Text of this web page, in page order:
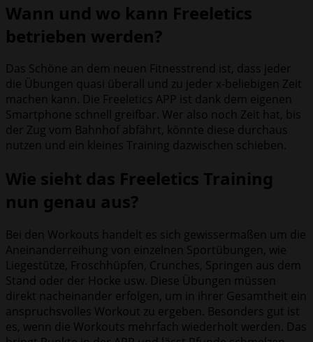
Wann und wo kann Freeletics
betrieben werden?
Das Schöne an dem neuen Fitnesstrend ist, dass jeder
die Übungen quasi überall und zu jeder x-beliebigen Zeit
machen kann. Die Freeletics APP ist dank dem eigenen
Smartphone schnell greifbar. Wer also noch Zeit hat, bis
der Zug vom Bahnhof abfährt, könnte diese durchaus
nutzen und ein kleines Training dazwischen schieben.
Wie sieht das Freeletics Training
nun genau aus?
Bei den Workouts handelt es sich gewissermaßen um die
Aneinanderreihung von einzelnen Sportübungen, wie
Liegestütze, Froschhüpfen, Crunches, Springen aus dem
Stand oder der Hocke usw. Diese Übungen müssen
direkt nacheinander erfolgen, um in ihrer Gesamtheit ein
anspruchsvolles Workout zu ergeben. Besonders gut ist
es, wenn die Workouts mehrfach wiederholt werden. Das